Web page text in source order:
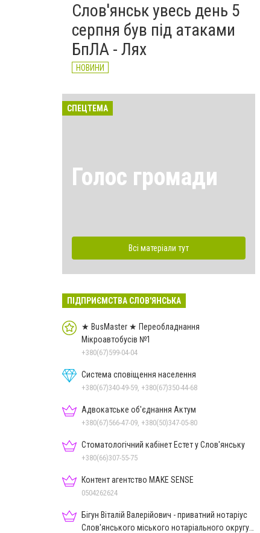
Слов'янськ увесь день 5
серпня був під атаками
БпЛА - Лях
НОВИНИ
СПЕЦТЕМА
Голос громади
Всі матеріали тут
ПІДПРИЄМСТВА СЛОВ'ЯНСЬКА
★ BusMaster ★ Переобладнання
Мікроавтобусів №1
+380(67)599-04-04
Система сповіщення населення
+380(67)340-49-59, +380(67)350-44-68
Адвокатське об'єднання Актум
+380(67)566-47-09, +380(50)347-05-80
Стоматологічний кабінет Естет у Слов'янську
+380(66)307-55-75
Контент агентство MAKE SENSE
0504262624
Бігун Віталій Валерійович - приватний нотаріус
Слов'янського міського нотаріального округу